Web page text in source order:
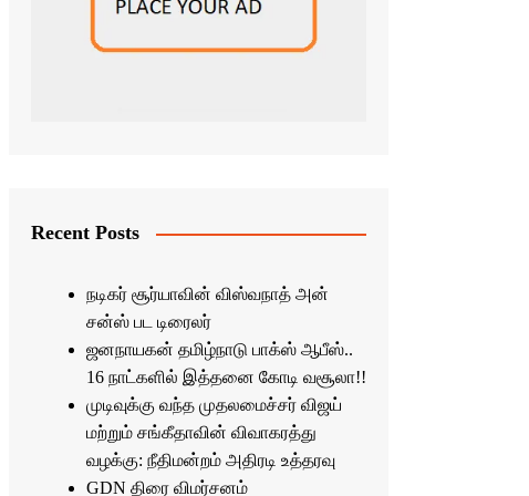
Recent Posts
நடிகர் சூர்யாவின் விஸ்வநாத் அன்
சன்ஸ் பட டிரைலர்
ஜனநாயகன் தமிழ்நாடு பாக்ஸ் ஆபீஸ்..
16 நாட்களில் இத்தனை கோடி வசூலா!!
முடிவுக்கு வந்த முதலமைச்சர் விஜய்
மற்றும் சங்கீதாவின் விவாகரத்து
வழக்கு: நீதிமன்றம் அதிரடி உத்தரவு
GDN திரை விமர்சனம்